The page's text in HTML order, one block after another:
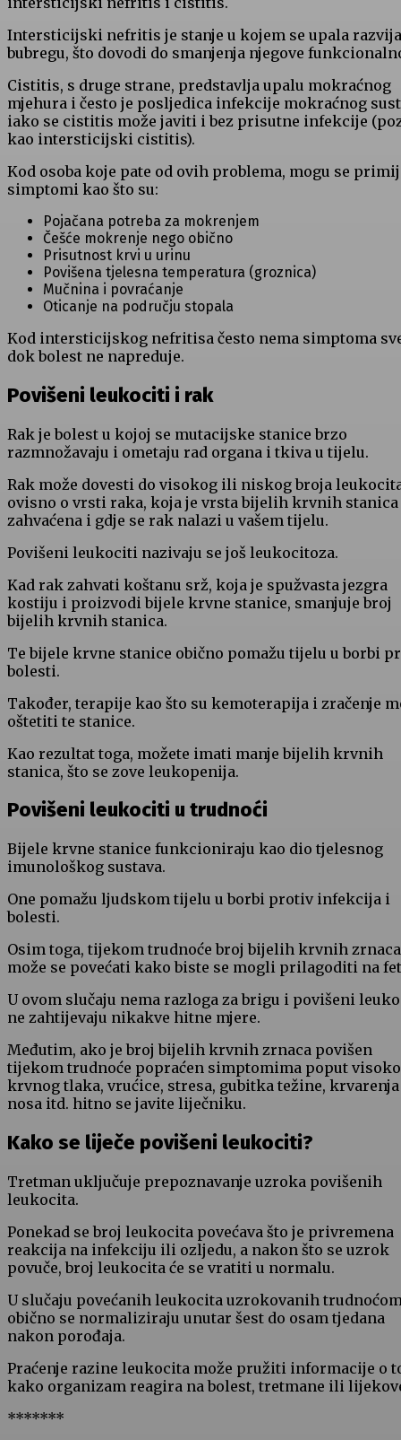
Intersticijski nefritis je stanje u kojem se upala
bubregu, što dovodi do smanjenja njegove
Cistitis, s druge strane, predstavlja upalu mokraćnog
mjehura i često je posljedica infekcije mokraćnog
iako se cistitis može javiti i bez prisutne infekcije
kao intersticijski cistitis).
Kod osoba koje pate od ovih problema, mogu se
simptomi kao što su:
Pojačana potreba za mokrenjem
Češće mokrenje nego obično
Prisutnost krvi u urinu
Povišena tjelesna temperatura (groznica)
Mučnina i povraćanje
Oticanje na području stopala
Kod intersticijskog nefritisa često nema simptoma
dok bolest ne napreduje.
Povišeni leukociti i rak
Rak je bolest u kojoj se mutacijske stanice brzo
razmnožavaju i ometaju rad organa i tkiva u tijelu.
Rak može dovesti do visokog ili niskog broja
ovisno o vrsti raka, koja je vrsta bijelih krvnih stanica
zahvaćena i gdje se rak nalazi u vašem tijelu.
Povišeni leukociti nazivaju se još leukocitoza.
Kad rak zahvati koštanu srž, koja je spužvasta jezgra
kostiju i proizvodi bijele krvne stanice, smanjuje broj
bijelih krvnih stanica.
Te bijele krvne stanice obično pomažu tijelu u borbi
bolesti.
Također, terapije kao što su kemoterapija i zračenje
oštetiti te stanice.
Kao rezultat toga, možete imati manje bijelih krvnih
stanica, što se zove leukopenija.
Povišeni leukociti u trudnoći
Bijele krvne stanice funkcioniraju kao dio tjelesnog
imunološkog sustava.
One pomažu ljudskom tijelu u borbi protiv infekcija i
bolesti.
Osim toga, tijekom trudnoće broj bijelih krvnih zrnaca
može se povećati kako biste se mogli prilagoditi na
U ovom slučaju nema razloga za brigu i povišeni
ne zahtijevaju nikakve hitne mjere.
Međutim, ako je broj bijelih krvnih zrnaca povišen
tijekom trudnoće popraćen simptomima poput
krvnog tlaka, vrućice, stresa, gubitka težine,
nosa itd. hitno se javite liječniku.
Kako se liječe povišeni leukociti?
Tretman uključuje prepoznavanje uzroka povišenih
leukocita.
Ponekad se broj leukocita povećava što je privremena
reakcija na infekciju ili ozljedu, a nakon što se uzrok
povuče, broj leukocita će se vratiti u normalu.
U slučaju povećanih leukocita uzrokovanih
obično se normaliziraju unutar šest do osam tjedana
nakon porođaja.
Praćenje razine leukocita može pružiti informacije o
kako organizam reagira na bolest, tretmane ili
*******